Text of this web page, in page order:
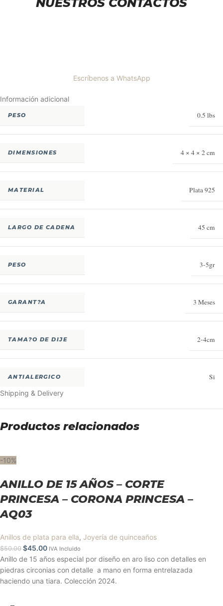
Escríbenos a WhatsApp
Información adicional
PESO 0.5 lbs
DIMENSIONES 4 × 4 × 2 cm
MATERIAL Plata 925
LARGO DE CADENA 45 cm
PESO 3-5gr
GARANT?A 3 Meses
TAMA?O DE DIJE 2-4cm
ANTIALERGICO Si
Shipping & Delivery
Productos relacionados
-10%
ANILLO DE 15 AÑOS – CORTE
PRINCESA – CORONA PRINCESA –
AQ03
Anillos de plata para ella, Joyería de quinceaños
$50.00 $45.00 IVA Incluido
Anillo de 15 años especial por diseño en aro liso con detalles en
piedras circonias con detalle a mano en forma entrelazada
haciendo una tiara. Colección 2024.